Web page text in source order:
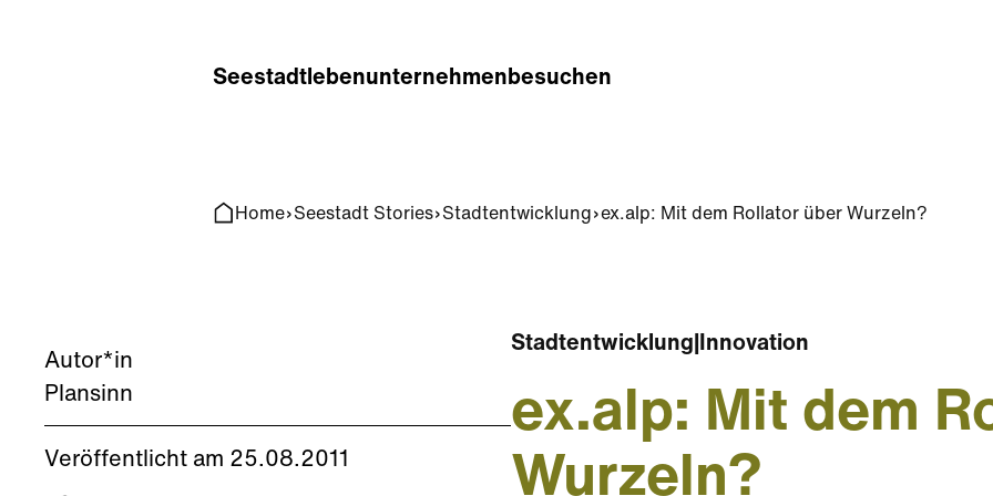
Seestadtlebenunternehmenbesuchen
Home Seestadt Stories Stadtentwicklung ex.alp: Mit dem Rollator über Wurzeln?
Autor*in
Plansinn
Veröffentlicht am 25.08.2011
Stadtentwicklung Innovation
ex.alp: Mit dem
Wurzeln?